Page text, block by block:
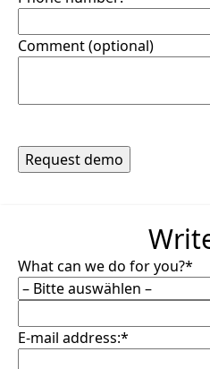
Comment (optional)
What can we do for you?*
E-mail address:*